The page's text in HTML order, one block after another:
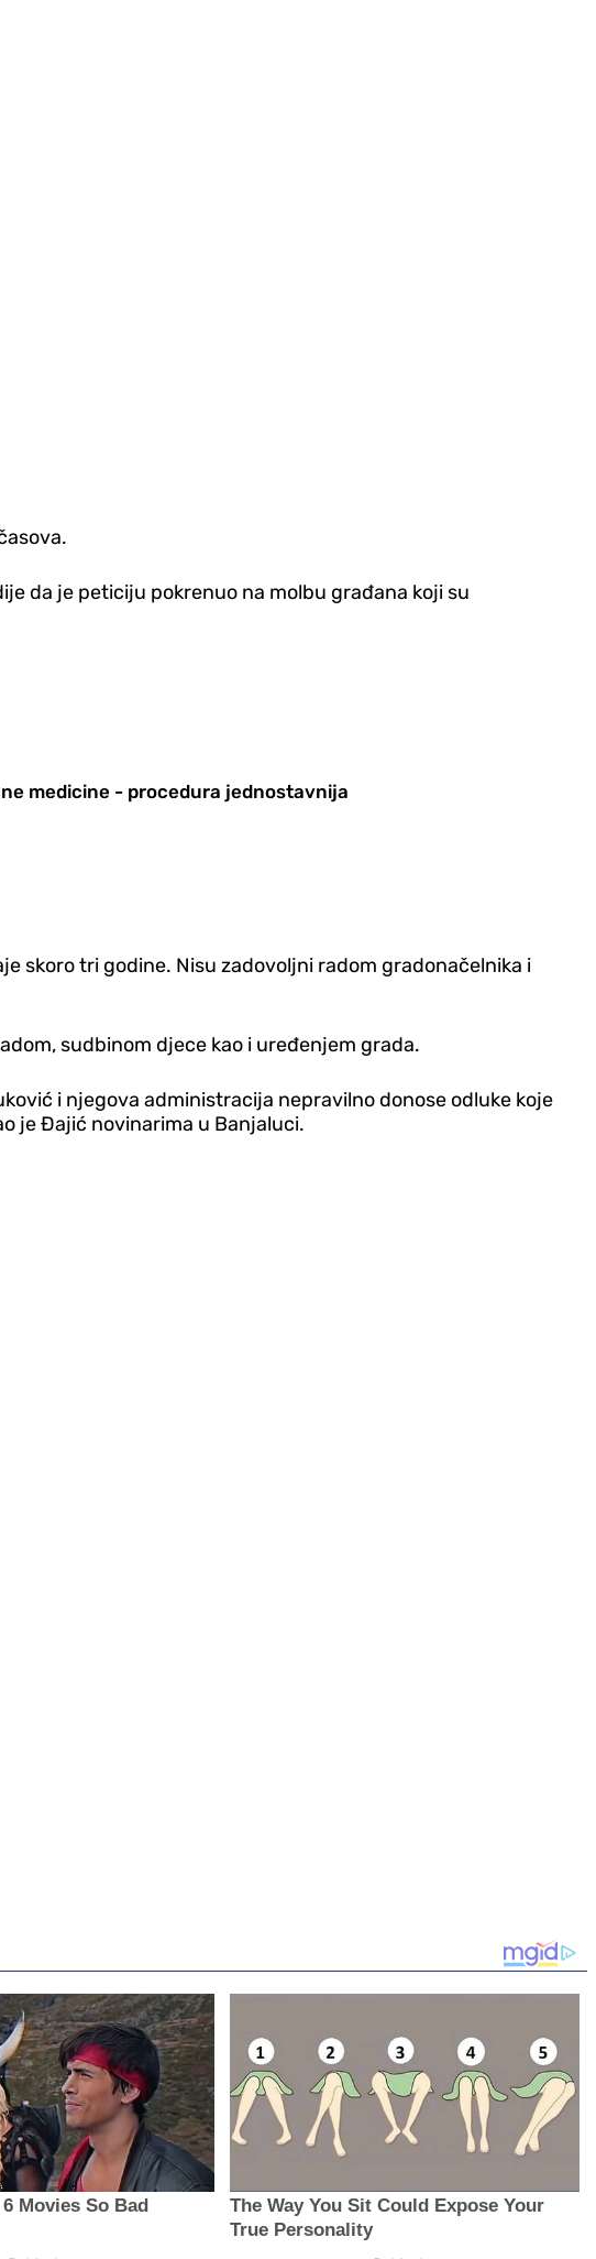
da je peticiju pokrenuo na molbu građana koji su
medicine - procedura jednostavnija
skoro tri godine. Nisu zadovoljni radom gradonačelnika i
sudbinom djece kao i uređenjem grada.
i njegova administracija nepravilno donose odluke koje
je Đajić novinarima u Banjaluci.